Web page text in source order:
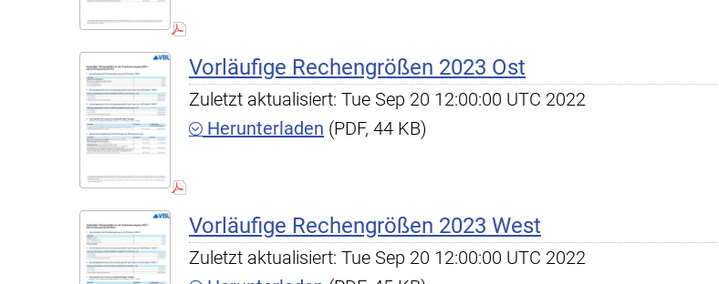
Vorläufige Rechengrößen 2023 Ost
Zuletzt aktualisiert: Tue Sep 20 12:00:00 UTC 2022
Herunterladen (PDF, 44 KB)
Vorläufige Rechengrößen 2023 West
Zuletzt aktualisiert: Tue Sep 20 12:00:00 UTC 2022